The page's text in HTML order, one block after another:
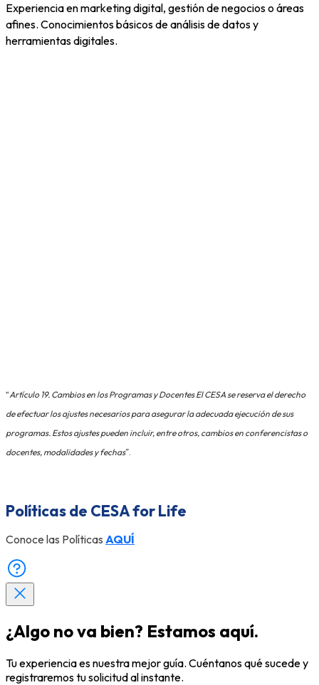
Experiencia en marketing digital, gestión de negocios o áreas
afines. Conocimientos básicos de análisis dedatos y
herramientas digitales.
“Artículo 19. Cambios en los Programas y Docentes El CESA se reserva el derecho
de efectuar los ajustes necesarios para asegurar la adecuada ejecución de sus
programas. Estos ajustes pueden incluir, entre otros, cambios en conferencistas o
docentes, modalidades y fechas”.
Políticas de CESA for Life
Conoce las Políticas AQUÍ
¿Algo no va bien? Estamos aquí.
Tu experiencia es nuestra mejor guía. Cuéntanos qué sucede y
registraremos tu solicitud al instante.